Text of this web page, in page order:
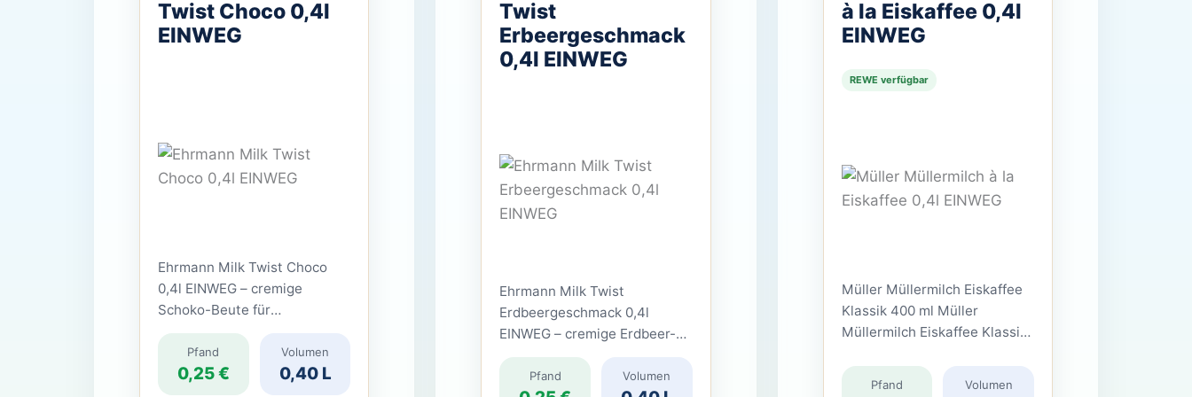
Twist Choco 0,4l
EINWEG
Ehrmann Milk Twist Choco
0,4l EINWEG – cremige
Schoko-Beute für
Milk Twist Choco 0,4l ist ein
laktosefreies Milchgetränk
Pfand
0,25 €
Volumen
0,40 L
Twist
Erbeergeschmack
0,4l EINWEG
Ehrmann Milk Twist
Erdbeergeschmack 0,4l
EINWEG – cremige Erdbeer-
Pfandpiraten Ehrmann Milk
Pfand Volumen
à la Eiskaffee 0,4l
EINWEG
REWE verfügbar
Müller Müllermilch Eiskaffee
Klassik 400 ml Müller
Müllermilch Eiskaffee Klassik
Pfand Volumen